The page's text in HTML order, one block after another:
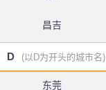
昌吉
D (以D为开头的城市名)
东莞